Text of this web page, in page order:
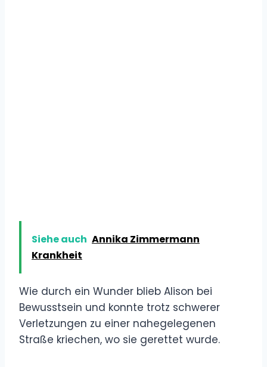
Siehe auch Annika Zimmermann
Krankheit
Wie durch ein Wunder blieb Alison bei
Bewusstsein und konnte trotz schwerer
Verletzungen zu einer nahegelegenen
Straße kriechen, wo sie gerettet wurde.